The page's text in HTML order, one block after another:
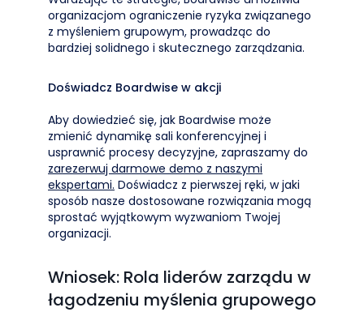
organizacjom ograniczenie ryzyka związanego
z myśleniem grupowym, prowadząc do
bardziej solidnego i skutecznego zarządzania.
Doświadcz Boardwise w akcji
Aby dowiedzieć się, jak Boardwise może
zmienić dynamikę sali konferencyjnej i
usprawnić procesy decyzyjne, zapraszamy do
zarezerwuj darmowe demo z naszymi
ekspertami. Doświadcz z pierwszej ręki, w jaki
sposób nasze dostosowane rozwiązania mogą
sprostać wyjątkowym wyzwaniom Twojej
organizacji.
Wniosek: Rola liderów zarządu w
łagodzeniu myślenia grupowego